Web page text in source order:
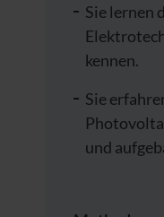
Sie lernen
kennen.
Sie
und